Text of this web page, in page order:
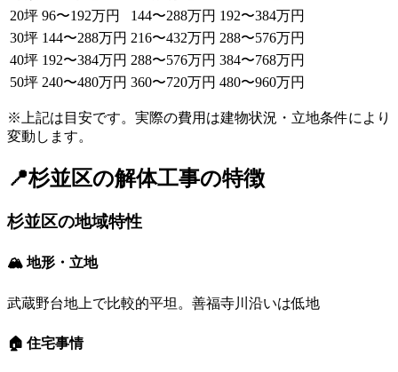
20坪 96〜192万円 144〜288万円 192〜384万円
30坪 144〜288万円 216〜432万円 288〜576万円
40坪 192〜384万円 288〜576万円 384〜768万円
50坪 240〜480万円 360〜720万円 480〜960万円
※上記は目安です。実際の費用は建物状況・立地条件により
変動します。
📍杉並区の解体工事の特徴
杉並区の地域特性
🏔 地形・立地
武蔵野台地上で比較的平坦。善福寺川沿いは低地
🏠 住宅事情